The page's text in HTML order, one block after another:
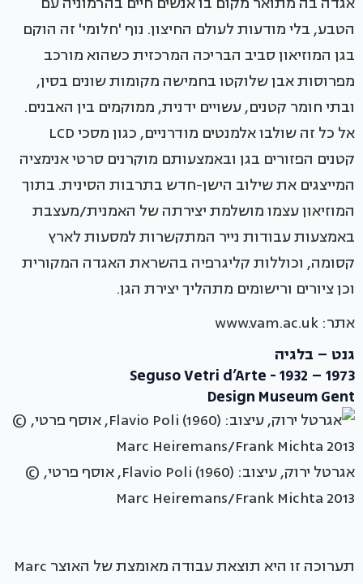
הטבע, בלי מודעות לעולם החיצון. נוף 'חלומי' זה הוקם
בגן המוזיאון סביב הבריכה המרכזית כשהוא מורכב
מפרוסות אבן שלוקטו בחמישה מקומות שונים בסין,
ובתי חומר קטנים, עשויים ידנית, ממוקמים בין האבנים.
אל כל זה שולבו אלמנטים מודרניים, כגון מסכי LCD
קטנים הפזורים בגן ובאמצעותם מוקרנים סרטי אנימציה
המייצגים את שילוב הישן-חדש בתרבות הסינית. בתוך
המוזיאון עצמו מושלמת יצירתה של האמנית/מעצבת
באמצעות עבודות נייר המתקשרות למסעות לארץ
קסומה, וכוללות קליגרפיה בהשראת האגדה המקורית
וכן ציורים ורישומים מתהליך יצירת הגן.
אתר: www.vam.ac.uk
גנט – בלגיה
Seguso Vetri d’Arte - 1932 – 1973
Design Museum Gent
אגרטל ירוק, עיצוב: Flavio Poli (1960), אוסף פרטי, ©
2013 Marc Heiremans/Frank Michta
תערוכה זו היא תוצאת עבודה מאומצת של האוצר Marc